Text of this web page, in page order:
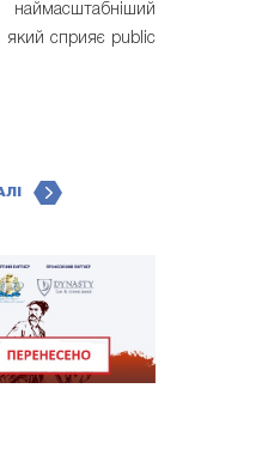
який сприяє public